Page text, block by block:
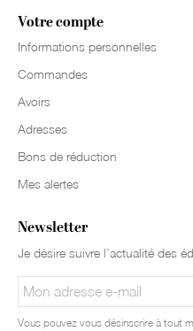
Votre compte
Informations personnelles
Commandes
Avoirs
Adresses
Bons de réduction
Mes alertes
Newsletter
Je désire suivre l’actualité des
Vous pouvez vous désinscrire à tout